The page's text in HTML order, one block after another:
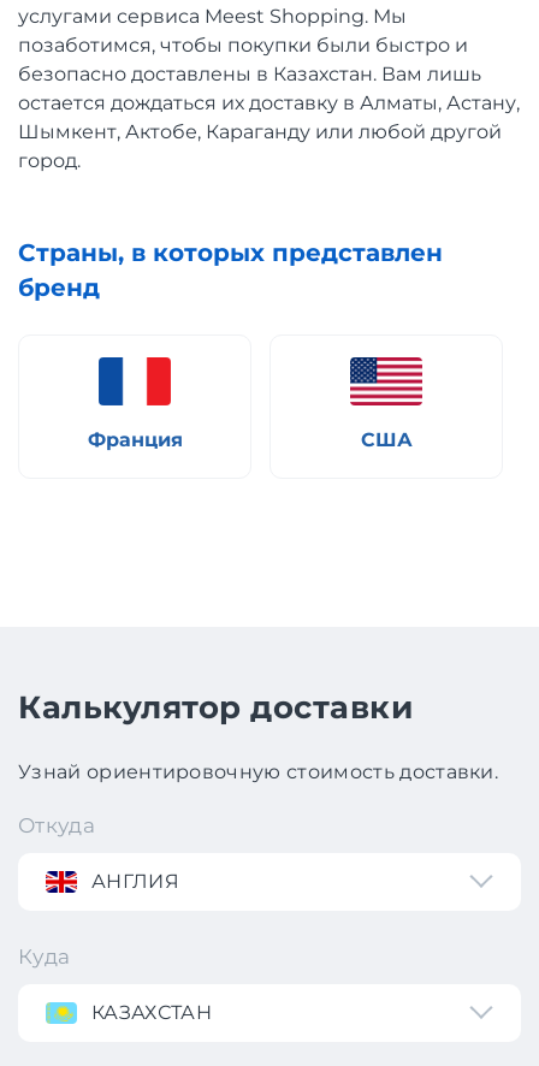
услугами сервиса Meest Shopping. Мы
позаботимся, чтобы покупки были быстро и
безопасно доставлены в Казахстан. Вам лишь
остается дождаться их доставку в Алматы, Астану,
Шымкент, Актобе, Караганду или любой другой
город.
Страны, в которых представлен
бренд
Франция США
Калькулятор доставки
Узнай ориентировочную стоимость доставки.
Откуда
АНГЛИЯ
Куда
КАЗАХСТАН